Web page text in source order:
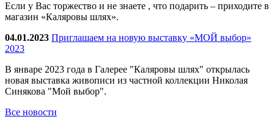
Если у Вас торжество и не знаете , что подарить – приходите в
магазин «Каляровы шлях».
04.01.2023 Приглашаем на новую выставку «МОЙ выбор»
2023
В январе 2023 года в Галерее "Каляровы шлях" открылась
новая выставка живописи из частной коллекции Николая
Синякова "Мой выбор".
Все новости